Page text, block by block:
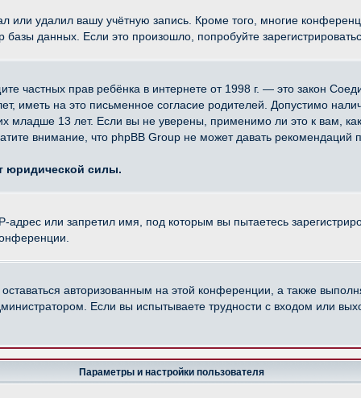
или удалил вашу учётную запись. Кроме того, многие
данных. Если это произошло, попробуйте
частных прав ребёнка в интернете от 1998 г. — это закон
на это письменное согласие родителей. Допустимо
младше 13 лет. Если вы не уверены, применимо ли это к вам,
внимание, что phpBB Group не может давать
юридической силы.
или запретил имя, под которым вы пытаетесь
авторизованным на этой конференции, а также
Если вы испытываете трудности с входом или
Параметры и настройки пользователя